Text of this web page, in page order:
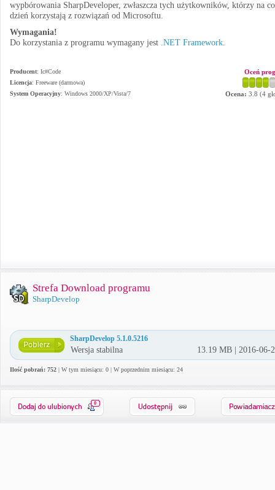
wypbórowania SharpDeveloper, zwłaszcza tych użytkowników, którzy na co
dzień korzystają z rozwiązań od Microsoftu.
Wymagania!
Do korzystania z programu wymagany jest .NET Framework.
Producent: Ic#Code
Licencja: Freeware (darmowa)
System Operacyjny: Windows 2000/XP/Vista/7
Oceń
Ocena: 3.8 (4
Strefa Download programu
SharpDevelop
SharpDevelop 5.1.0.5216
Wersja stabilna 13.19 MB | 2016-06-
Ilość pobrań: 752 | W tym miesiącu: 0 | W poprzednim miesiącu: 24
0